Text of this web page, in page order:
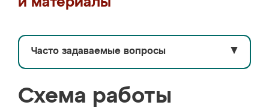
Часто задаваемые вопросы ▼
Схема работы